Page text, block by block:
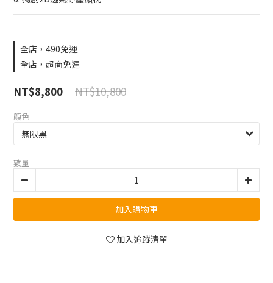
全店，490免運
全店，超商免運
NT$10,800
NT$8,800
顏色
數量
加入購物車
加入追蹤清單